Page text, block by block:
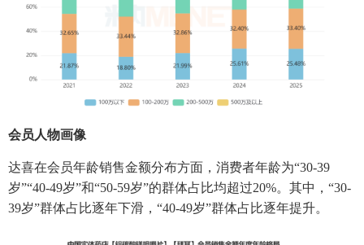
会员人物画像
达喜在会员年龄销售金额分布方面，消费者年龄为“30-39
岁”“40-49岁”和“50-59岁”的群体占比均超过20%。其中，“30-
39岁”群体占比逐年下滑，“40-49岁”群体占比逐年提升。